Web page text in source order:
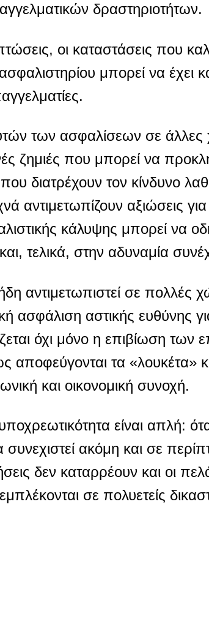
δραστηριοτήτων.
οι καταστάσεις που
μπορεί να έχει
των ασφαλίσεων σε άλλες
ζημιές που μπορεί να
διατρέχουν τον κίνδυνο
αντιμετωπίζουν αξιώσεις
κάλυψης μπορεί να
τελικά, στην αδυναμία
αντιμετωπιστεί σε πολλές
ασφάλιση αστικής ευθύνης
όχι μόνο η επιβίωση των
αποφεύγονται τα «λουκέτα»
και οικονομική συνοχή.
είναι απλή:
ακόμη και σε
δεν καταρρέουν και οι
σε πολυετείς